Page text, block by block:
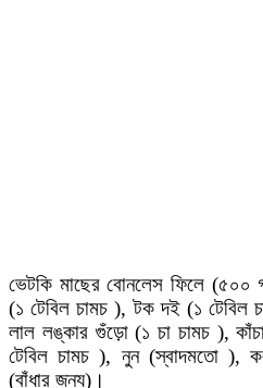
ভেটকি মাছের বোনলেস ফিলে (৫০০
(১ টেবিল চামচ ), টক দই (১ টেবিল
লাল লঙ্কার গুঁড়ো (১ চা চামচ ),
টেবিল চামচ ), নুন (স্বাদমতো ),
(বাঁধার জন্য)।